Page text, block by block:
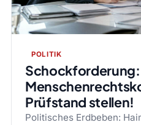
POLITIK
Schockforderung:
Prüfstand stellen!
Politisches Erdbeben: